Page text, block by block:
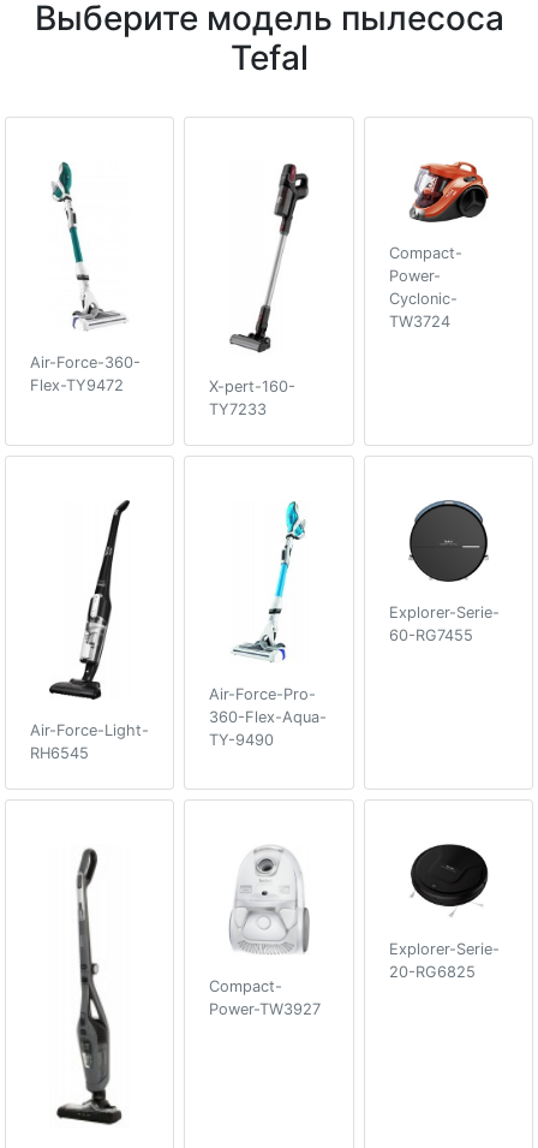
Выберите модель пылесоса
Tefal
Air-Force-360-
Flex-TY9472
X-pert-160-
TY7233
Compact-
Power-
Cyclonic-
TW3724
Air-Force-Light-
RH6545
Air-Force-Pro-
360-Flex-Aqua-
TY-9490
Explorer-Serie-
60-RG7455
Compact-
Power-TW3927
Explorer-Serie-
20-RG6825